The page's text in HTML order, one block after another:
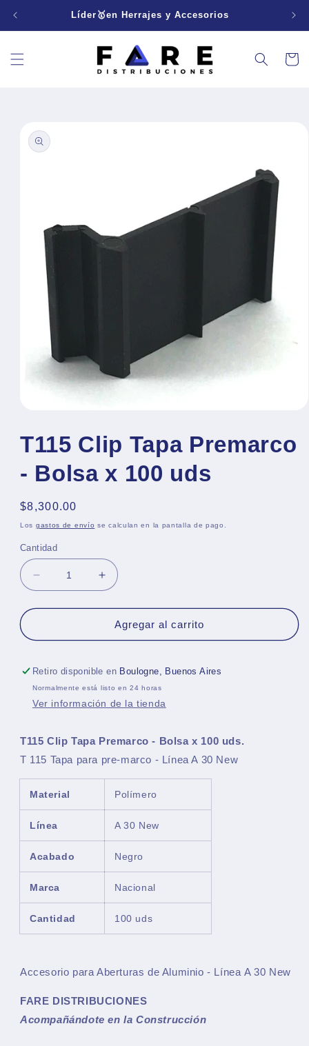
directamenteLíder🥇en Herrajes y Accesorios
Carrito
información
multimedia
ventana
T115 Clip Tapa Premarco
- Bolsa x 100 uds
Precio
habitual
$8,300.00
Los gastos de envío se calculan en la pantalla de pago.
Cantidad
Reducir
cantidad
para
Clip
Premarco
-
Bolsa
x
uds
Aumentar
cantidad
para
T115
Clip
Premarco
-
Bolsa
x
uds
Agregar al carrito
Retiro disponible en Boulogne, Buenos Aires
Normalmente está listo en 24 horas
Ver información de la tienda
T115 Clip Tapa Premarco - Bolsa x 100 uds.
T 115 Tapa para pre-marco - Línea A 30 New
Material Polímero
Línea A 30 New
Acabado Negro
Marca Nacional
Cantidad 100 uds
Accesorio para Aberturas de Aluminio - LíneaA 30 New
FARE DISTRIBUCIONES
Acompañándote en la Construcción